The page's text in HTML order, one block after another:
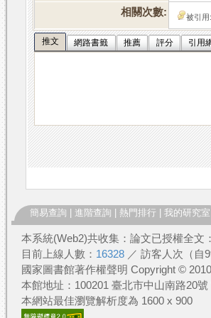
相關次數: 被引用:
推文 網路書籤 推薦 評分 引用
簡易查詢 進階查詢 熱門排行 我的研究室
本系統(Web2)共收集：論文已授權全文：
目前上線人數： 16328 ／ 訪客人次（自
國家圖書館著作權聲明 Copyright ©
本館地址：100201 臺北市中山南路20
本網站最佳瀏覽解析度為 1600 x 900